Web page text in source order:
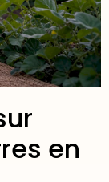
en